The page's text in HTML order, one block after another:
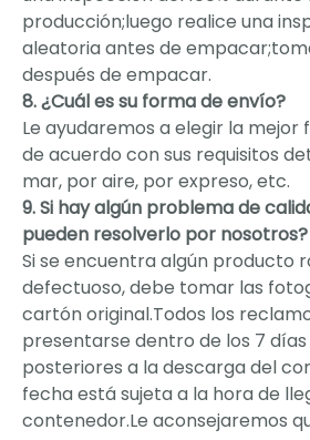
producción;luego realice una
aleatoria antes de
después de empacar.
8. ¿Cuál es su forma de envío?
Le ayudaremos a elegir la mejor
de acuerdo con sus requisitos
mar, por aire, por expreso, etc.
9. Si hay algún problema de
pueden resolverlo por nosotros?
Si se encuentra algún producto
defectuoso, debe tomar las
cartón original.Todos los
presentarse dentro de los 7 días
posteriores a la descarga del
fecha está sujeta a la hora de
contenedor.Le aconsejaremos